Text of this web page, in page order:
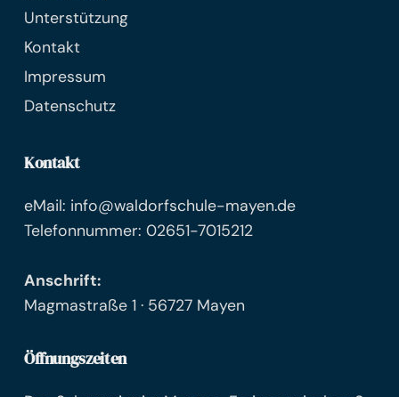
Unterstützung
Kontakt
Impressum
Datenschutz
Kontakt
eMail: info@waldorfschule-mayen.de
Telefonnummer: 02651-7015212
Anschrift:
Magmastraße 1 · 56727 Mayen
Öffnungszeiten